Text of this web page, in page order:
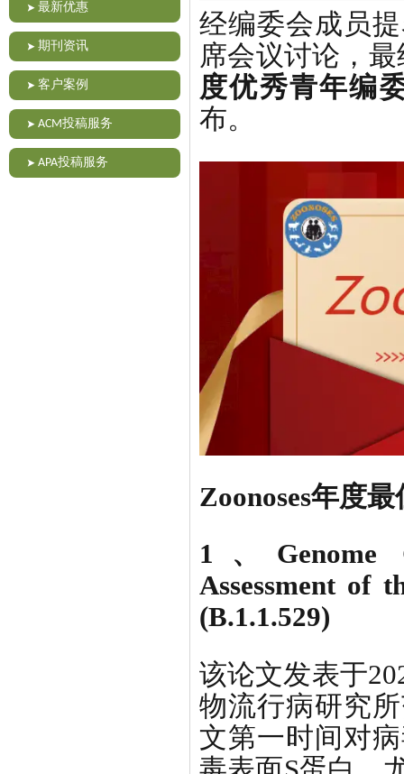
最新优惠
期刊资讯
客户案例
ACM投稿服务
APA投稿服务
经编委会成员
席会议讨论，
度优秀青年编
布。
Zoonoses年度
1、Genome
Assessment of
(B.1.1.529)
该论文发表于
物流行病研究
文第一时间对